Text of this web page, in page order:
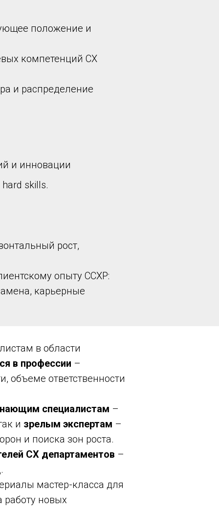
положение и
компетенций СХ
и распределение
и инновации
skills.
рост,
опыту CCXP:
карьерные
в области
в профессии –
объеме ответственности
специалистам –
и зрелым экспертам –
и поиска зон роста.
СХ департаментов –
мастер-класса для
новых